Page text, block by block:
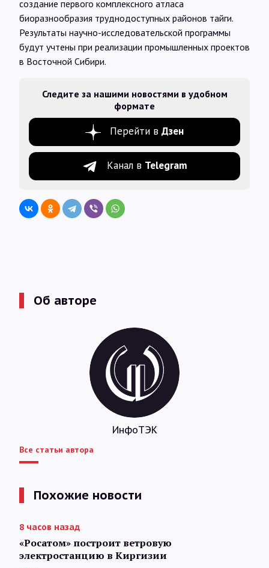
создание первого комплексного атласа
биоразнообразия труднодоступных районов тайги.
Результаты научно-исследовательской программы
будут учтены при реализации промышленных проектов
в Восточной Сибири.
Следите за нашими новостями в удобном
формате
Перейти в Дзен
Канал в Telegram
Об авторе
ИнфоТЭК
Все статьи автора
Похожие новости
8 часов назад
«Росатом» построит ветровую
электростанцию в Киргизии